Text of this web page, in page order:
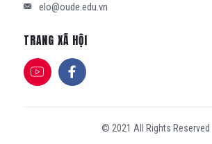
elo@oude.edu.vn
TRANG XÃ HỘI
© 2021 All Rights Reserved